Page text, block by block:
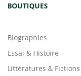
BOUTIQUES
Biographies
Essai & Histoire
Littératures & Fictions